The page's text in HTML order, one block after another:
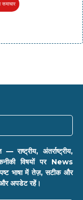
समाचार
राष्ट्रीय, अंतर्राष्ट्रीय,
विषयों पर News
भाषा में तेज़, सटीक और
और अपडेट रहें।